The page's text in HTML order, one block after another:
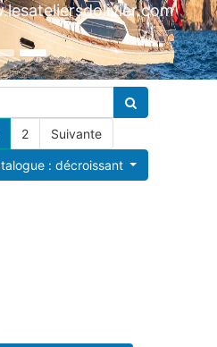
2 Suivante
: décroissant